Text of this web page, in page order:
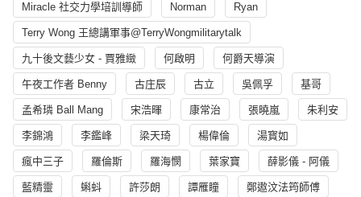
Miracle 社交力學培訓導師 Norman Ryan
Terry Wong 王總講軍事@TerryWongmilitarytalk
九十後文藝少女 - 賈雅緻 何啟明 何爵天導演
午夜工作者 Benny 古庄辰 古立 吳佩孚 基哥
孟希璘 Ball Mang 宋浩暉 康常治 張曉嵐 朱利安
李錦鴻 李鑑峰 梁天琦 楊偉倫 湯寳如
瘋中三子 羅倫斯 羅海憫 葉家寶 薛影儀 - 阿儀
藍精靈 蝌蚪 許莎朗 譚雁瞳 鄭遨汶法筠師傅